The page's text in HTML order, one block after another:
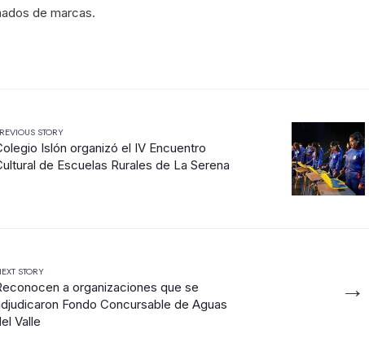
de marcas.
STORY
Islón organizó el IV Encuentro
de Escuelas Rurales de La Serena
→
STORY
a organizaciones que se
Fondo Concursable de Aguas
Valle